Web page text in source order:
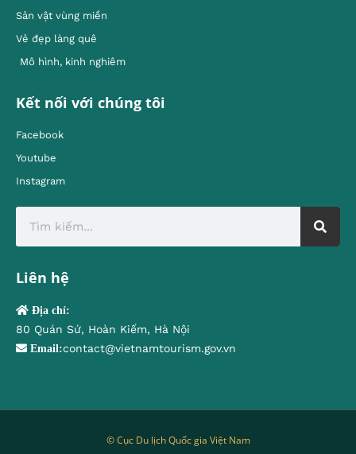
Sản vật vùng miền
Vẻ đẹp làng quê
Mô hình, kinh nghiêm
Kết nối với chúng tôi
Facebook
Youtube
Instagram
Liên hệ
Địa chỉ:
80 Quán Sứ, Hoàn Kiếm, Hà Nội
Email:contact@vietnamtourism.gov.vn
© Cục Du lịch Quốc gia Việt Nam